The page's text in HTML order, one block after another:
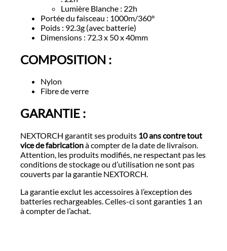
Lumière Blanche : 22h
Portée du faisceau : 1000m/360°
Poids : 92.3g (avec batterie)
Dimensions : 72.3 x 50 x 40mm
COMPOSITION :
Nylon
Fibre de verre
GARANTIE :
NEXTORCH garantit ses produits 10 ans contre tout
vice de fabricationà compter de la date de livraison.
Attention, les produits modifiés, ne respectant pas les
conditions de stockage ou d’utilisation ne sont pas
couverts par la garantie NEXTORCH.
La garantie exclut les accessoires à l’exception des
batteries rechargeables. Celles-ci sont garanties 1 an
à compter de l’achat.